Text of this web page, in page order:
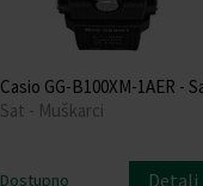
Casio GG-B100XM-1AER -
Sat - Muškarci
Dostupno Detalj